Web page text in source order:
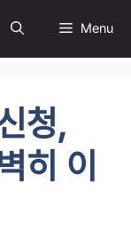
Menu
청,
히 이